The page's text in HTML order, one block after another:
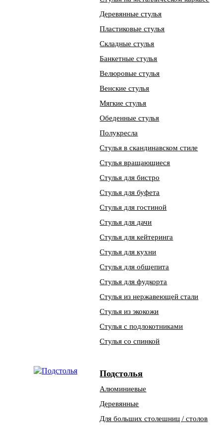
Деревянные стулья
Пластиковые стулья
Складные стулья
Банкетные стулья
Велюровые стулья
Венские стулья
Мягкие стулья
Обеденные стулья
Полукресла
Стулья в скандинавском стиле
Стулья вращающиеся
Стулья для бистро
Стулья для буфета
Стулья для гостиной
Стулья для дачи
Стулья для кейтеринга
Стулья для кухни
Стулья для общепита
Стулья для фудкорта
Стулья из нержавеющей стали
Стулья из экокожи
Стулья с подлокотниками
Стулья со спинкой
Подстолья
Алюминиевые
Деревянные
Для больших столешниц / столов